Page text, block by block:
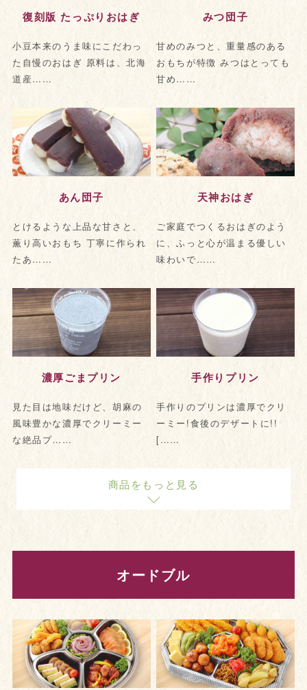
復刻版 たっぷりおはぎ
小豆本来のうま味にこだわっ
た自慢のおはぎ 原料は、北海
道産……
みつ団子
甘めのみつと、重量感のある
おもちが特徴 みつはとっても
甘め……
あん団子
とけるような上品な甘さと、
薫り高いおもち 丁寧に作られ
たあ……
天神おはぎ
ご家庭でつくるおはぎのよう
に、ふっと心が温まる優しい
味わいで……
濃厚ごまプリン
見た目は地味だけど、胡麻の
風味豊かな濃厚でクリーミー
な絶品プ……
手作りプリン
手作りのプリンは濃厚でクリ
ーミー!食後のデザートに!!
[……
商品をもっと見る
オードブル